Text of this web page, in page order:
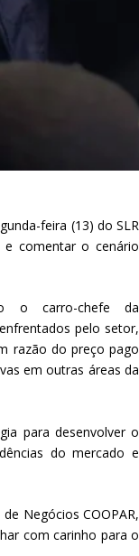
feira (13) do SLR
e comentar o cenário
o carro-chefe da
pelo setor,
razão do preço pago
em outras áreas da
para desenvolver o
do mercado e
Negócios COOPAR,
com carinho para o